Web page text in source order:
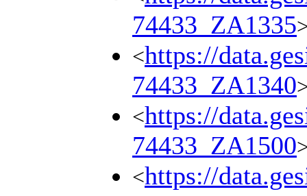
74433_ZA1335
<https://
74433_ZA1340
<https://
74433_ZA1500
<https://